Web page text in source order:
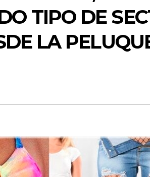
TIPO DE
LA